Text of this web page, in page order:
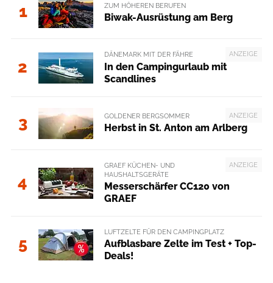
1 ZUM HÖHEREN BERUFEN
Biwak-Ausrüstung am Berg
2
ANZEIGE
DÄNEMARK MIT DER FÄHRE
In den Campingurlaub mit
Scandlines
3 ANZEIGE
GOLDENER BERGSOMMER
Herbst in St. Anton am Arlberg
4
ANZEIGE
GRAEF KÜCHEN- UND
HAUSHALTSGERÄTE
Messerschärfer CC120 von
GRAEF
5
LUFTZELTE FÜR DEN CAMPINGPLATZ
Aufblasbare Zelte im Test + Top-
Deals!